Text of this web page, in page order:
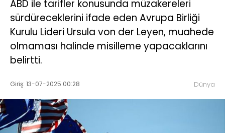
ABD ile tarifler konusunda müzakereleri
sürdüreceklerini ifade eden Avrupa Birliği
Kurulu Lideri Ursula von der Leyen, muahede
olmaması halinde misilleme yapacaklarını
belirtti.
Giriş: 13-07-2025 00:28 Dünya